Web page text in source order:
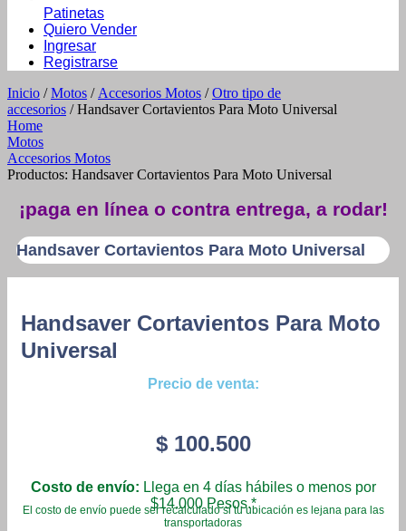
Patinetas
Quiero Vender
Ingresar
Registrarse
Inicio /Motos / Accesorios Motos /Otro tipo de
accesorios / Handsaver Cortavientos Para Moto Universal
Home
Motos
Accesorios Motos
Productos: Handsaver Cortavientos Para Moto Universal
¡paga en línea o contra entrega, a rodar!
Handsaver Cortavientos Para Moto Universal
Handsaver Cortavientos Para Moto
Universal
Precio de venta:
$100.500
Costo de envío: Llega en 4 días hábiles o menos por
$14.000 Pesos.*
El costo de envío puede ser recalculado si tu ubicación es lejana para las
transportadoras